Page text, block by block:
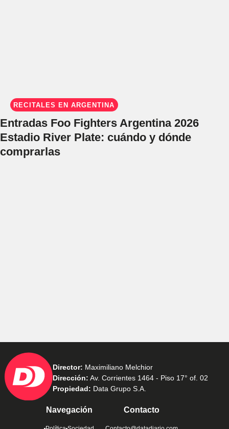
RECITALES EN ARGENTINA
Entradas Foo Fighters Argentina 2026
Estadio River Plate: cuándo y dónde
comprarlas
Director: Maximiliano Melchior
Dirección: Av. Corrientes 1464 - Piso 17° of. 02
Propiedad: Data Grupo S.A.
Navegación Contacto